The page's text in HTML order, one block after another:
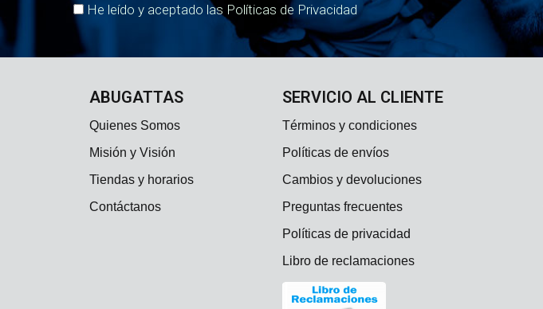
He leído y aceptado las Políticas de Privacidad
ABUGATTAS
Quienes Somos
Misión y Visión
Tiendas y horarios
Contáctanos
SERVICIO AL CLIENTE
Términos y condiciones
Políticas de envíos
Cambios y devoluciones
Preguntas frecuentes
Políticas de privacidad
Libro de reclamaciones